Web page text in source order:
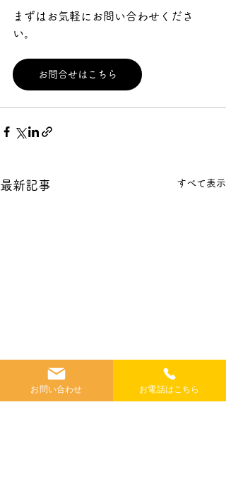
まずはお気軽にお問い合わせくださ
い。
お問合せはこちら
最新記事 すべて表示
お問い合わせ お電話はこちら